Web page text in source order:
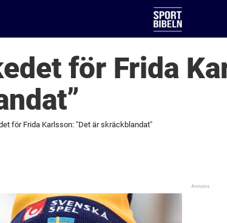
för Frida
för Frida Karlsson: "Det är skräckblandat"